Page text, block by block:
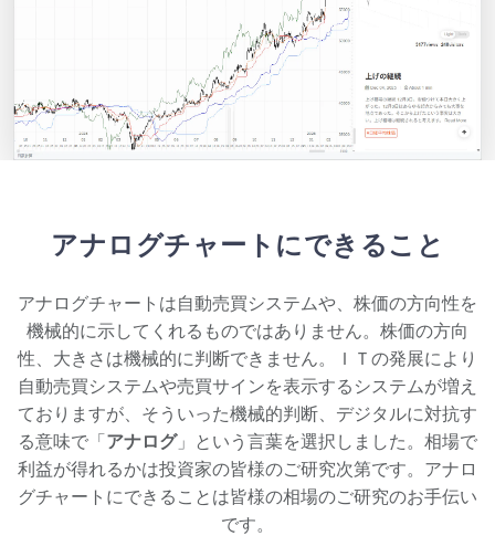
アナログチャートにできること
アナログチャートは自動売買システムや、株価の方向性を
機械的に示してくれるものではありません。株価の方向
性、大きさは機械的に判断できません。ＩＴの発展により
自動売買システムや売買サインを表示するシステムが増え
ておりますが、そういった機械的判断、デジタルに対抗す
る意味で「アナログ」という言葉を選択しました。相場で
利益が得れるかは投資家の皆様のご研究次第です。アナロ
グチャートにできることは皆様の相場のご研究のお手伝い
です。